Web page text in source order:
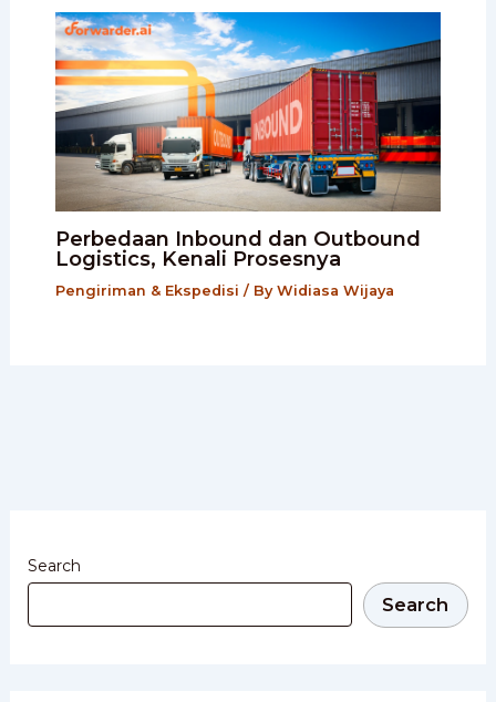
Perbedaan Inbound dan Outbound
Logistics, Kenali Prosesnya
Pengiriman & Ekspedisi / By Widiasa Wijaya
Search
Search